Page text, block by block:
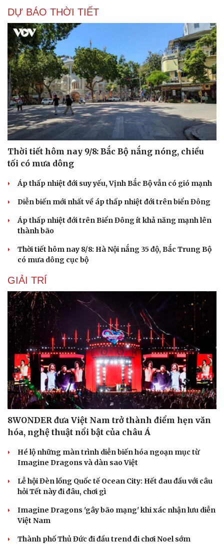
Cải chính
DỰ BÁO THỜI TIẾT
Thời tiết hôm nay 9/8: Bắc Bộ nắng nóng, chiều
tối có mưa dông
Áp thấp nhiệt đới suy yếu, Vịnh Bắc Bộ vẫn có gió mạnh
Diễn biến mới nhất về áp thấp nhiệt đới trên biển Đông
Áp thấp nhiệt đới trên Biển Đông ít khả năng mạnh lên
thành bão
Thời tiết hôm nay 8/8: Hà Nội nắng 35 độ, Bắc Trung Bộ
có mưa dông cục bộ
GIẢI TRÍ
8WONDER đưa Việt Nam trở thành điểm hẹn văn
hóa, nghệ thuật nổi bật của châu Á
Hé lộ những màn trình diễn biến hóa ngoạn mục từ
Imagine Dragons và dàn sao Việt
Lễ hội Đèn lồng Quốc tế Ocean City: Hết đau đầu với câu
hỏi Tết này đi đâu, chơi gì
Imagine Dragons 'gây bão mạng' khi xác nhận lưu diễn
Việt Nam
Thành phố Thủ Đức đi đầu trend đi chơi Noel sớm